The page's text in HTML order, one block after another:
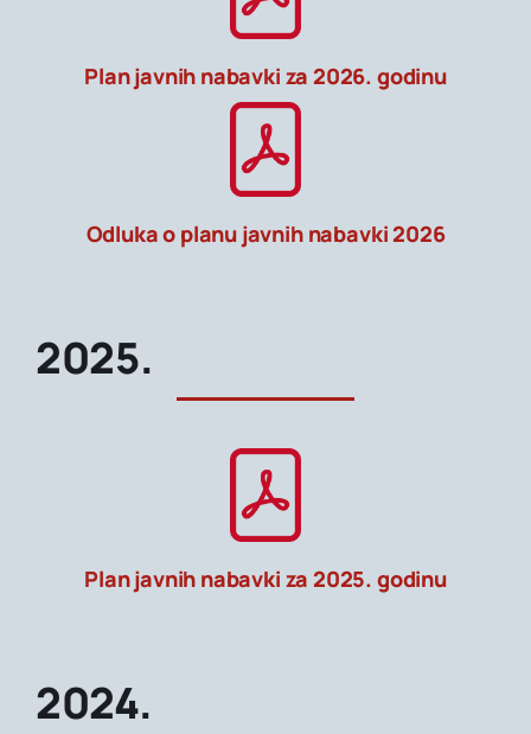
Akti SSABPlan javnih nabavki za 2026. godinu
Odluka o planu javnih nabavki 2026
2025.
Plan javnih nabavki za 2025. godinu
2024.